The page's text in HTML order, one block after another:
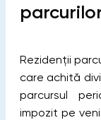
Rezidenții
care achită
parcursul
impozit pe